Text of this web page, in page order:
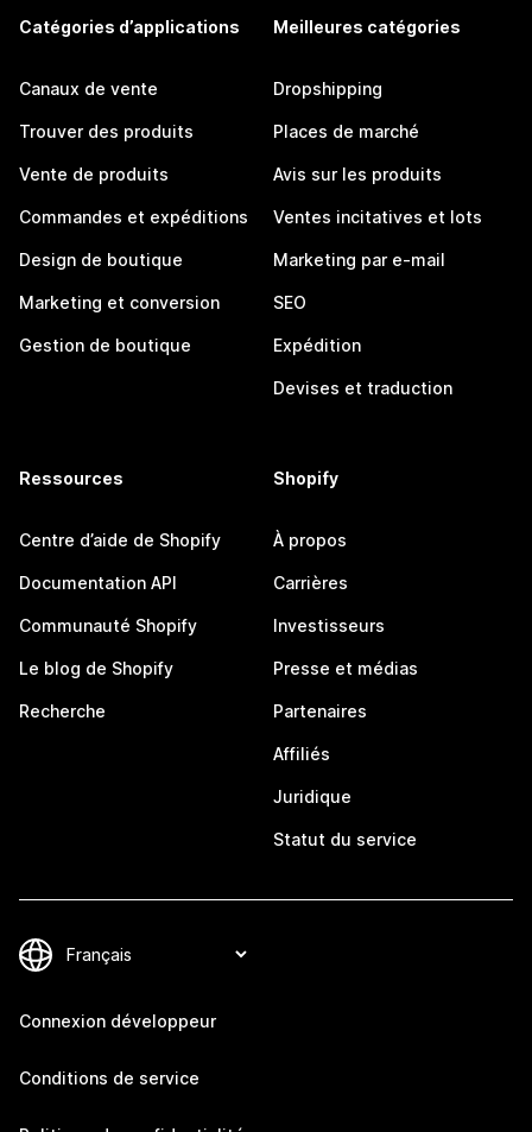
Catégories d’applications
Canaux de vente
Trouver des produits
Vente de produits
Commandes et expéditions
Design de boutique
Marketing et conversion
Gestion de boutique
Meilleures catégories
Dropshipping
Places de marché
Avis sur les produits
Ventes incitatives et lots
Marketing par e-mail
SEO
Expédition
Devises et traduction
Ressources
Centre d’aide de Shopify
Documentation API
Communauté Shopify
Le blog de Shopify
Recherche
Shopify
À propos
Carrières
Investisseurs
Presse et médias
Partenaires
Affiliés
Juridique
Statut du service
Connexion développeur
Conditions de service